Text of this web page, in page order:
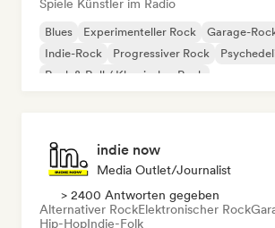
Spiele Künstler im Radio
Blues Experimenteller Rock Garage-
Indie-Rock
Progressiver Rock
Rock & Roll / Klassischer Rock
indie now
Media Outlet/Journalist
> 2400 Antworten gegeben
Alternativer RockElektronischer Rock
Hip-HopIndie-Folk